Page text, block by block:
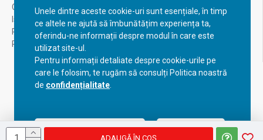
Unele dintre aceste cookie-uri sunt esențiale, în timp
ce altele ne ajută să îmbunătățim experiența ta,
oferindu-ne informații despre modul în care este
utilizat site-ul.
Pentru informații detaliate despre cookie-urile pe
care le folosim, te rugăm să consulți Politica noastră
de confidențialitate
Acceptă setările curente Configurează
ADAUGĂ ÎN COŞ
Contul meu
Istoric comenzi
Recuperare parola
Returnare produs